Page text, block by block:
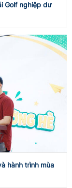
Golf nghiệp dư
hành trình mùa